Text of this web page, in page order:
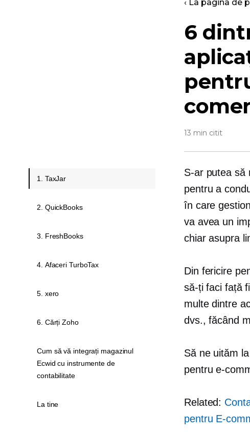
‹ La pagina de
6
13 min citit
S-ar putea să
pentru a
în care
va avea un
chiar asupra
Din fericire
să-ți faci față
multe dintre
dvs., făcând
Să ne uităm
pentrue-
Related:
pentru E-
1. TaxJar
2. QuickBooks
3. FreshBooks
4. Afaceri TurboTax
5. xero
6. Cărți Zoho
Cum să vă integrați magazinul
Ecwid cu instrumente de
contabilitate
La tine